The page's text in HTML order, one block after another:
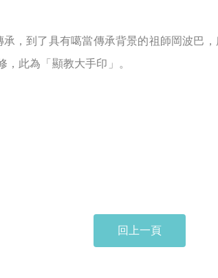
，到了具有噶當傳承背景的祖師岡波巴
此為「顯教大手印」。
回上一頁